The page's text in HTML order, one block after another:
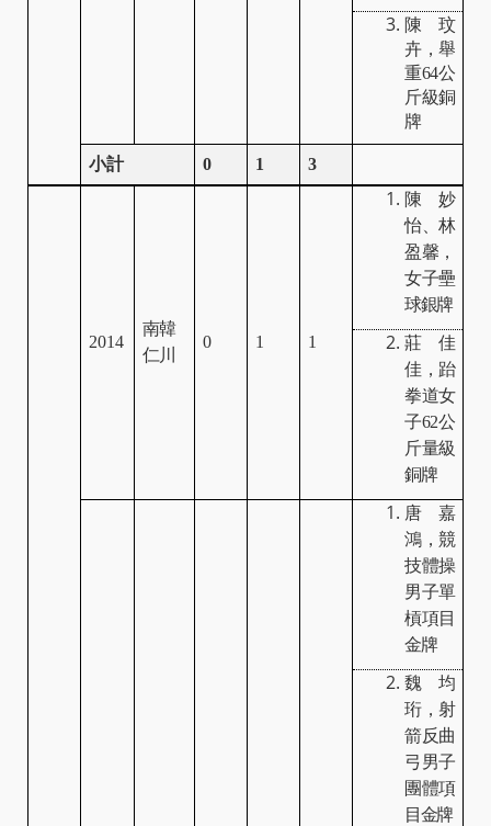
陳玟
卉，舉
重64公
斤級銅
牌
小計 0 1 3
2014
南韓
仁川
0 1 1
陳妙
怡、林
盈馨，
女子壘
球銀牌
莊佳
佳，跆
拳道女
子62公
斤量級
銅牌
唐嘉
鴻，競
技體操
男子單
槓項目
金牌
魏均
珩，射
箭反曲
弓男子
團體項
目金牌